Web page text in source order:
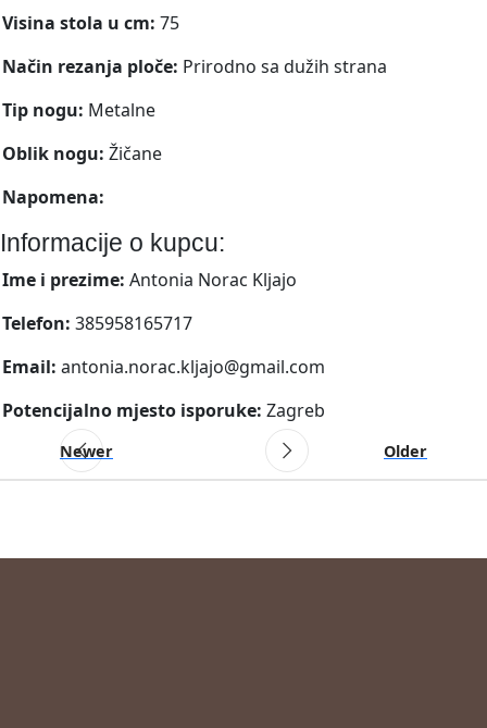
Visina stola u cm: 75
Način rezanja ploče: Prirodno sa dužih strana
Tip nogu: Metalne
Oblik nogu: Žičane
Napomena:
Informacije o kupcu:
Ime i prezime: Antonia Norac Kljajo
Telefon: 385958165717
Email: antonia.norac.kljajo@gmail.com
Potencijalno mjesto isporuke: Zagreb
Newer Older